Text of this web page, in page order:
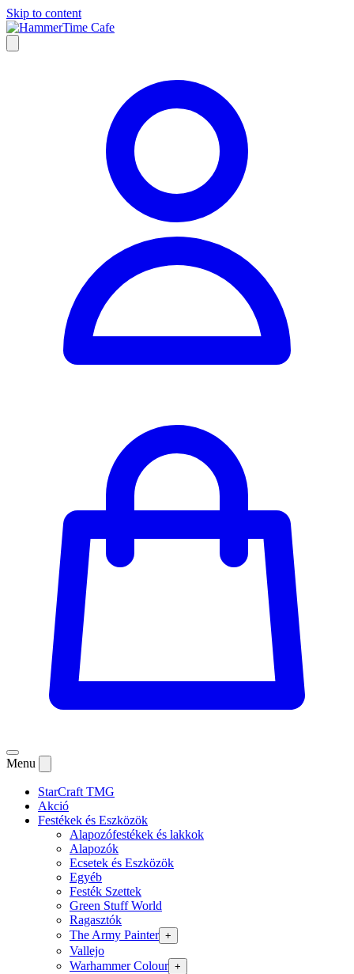
Skip to content
Menu
StarCraft TMG
Akció
Festékek és Eszközök
Alapozófestékek és lakkok
Alapozók
Ecsetek és Eszközök
Egyéb
Festék Szettek
Green Stuff World
Ragasztók
The Army Painter +
Vallejo
Warhammer Colour +